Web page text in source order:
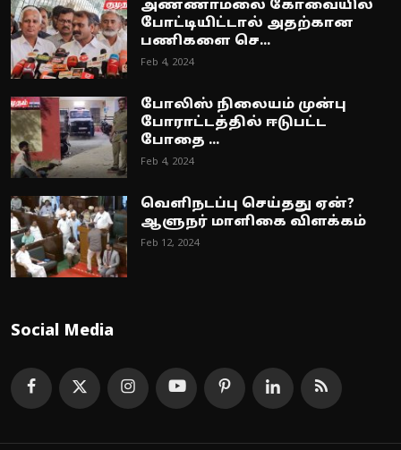
அண்ணாமலை கோவையில்
போட்டியிட்டால் அதற்கான
பணிகளை செ...
Feb 4, 2024
போலிஸ் நிலையம் முன்பு
போராட்டத்தில் ஈடுபட்ட
போதை ...
Feb 4, 2024
வெளிநடப்பு செய்தது ஏன்?
ஆளுநர் மாளிகை விளக்கம்
Feb 12, 2024
Social Media